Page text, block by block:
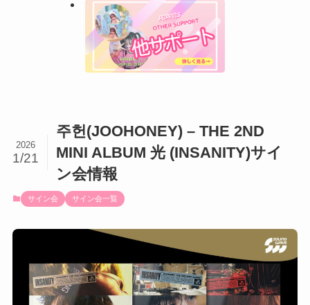
주헌(JOOHONEY) – THE 2ND
MINI ALBUM 光 (INSANITY)サイ
ン会情報
2026
1/21
サイン会 サイン会一覧